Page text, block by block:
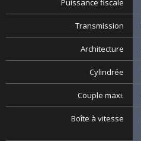
Puissance fiscale
Transmission
Architecture
Cylindrée
Couple maxi.
Boîte à vitesse